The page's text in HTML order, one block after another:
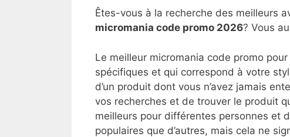
Êtes-vous à la recherche des meilleurs
micromania code promo 2026? Vous
Le meilleur micromania code promo
spécifiques et qui correspond à votre
d’un produit dont vous n’avez jamais
vos recherches et de trouver le produit
meilleurs pour différentes personnes et
populaires que d’autres, mais cela ne